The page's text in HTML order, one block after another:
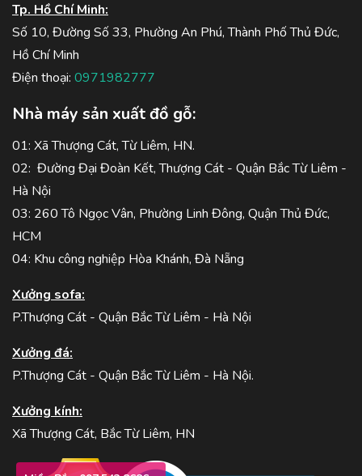
Tp. Hồ Chí Minh:
Số 10, Đường Số 33, Phường An Phú, Thành Phố Thủ Đức,
Hồ Chí Minh
Điện thoại: 0971982777
Nhà máy sản xuất đồ gỗ:
01: Xã Thượng Cát, Từ Liêm, HN.
02: Đường Đại Đoàn Kết, Thượng Cát - Quận Bắc Từ Liêm -
Hà Nội
03: 260 Tô Ngọc Vân, Phường Linh Đông, Quận Thủ Đức,
HCM
04: Khu công nghiệp Hòa Khánh, Đà Nẵng
Xưởng sofa:
P.Thượng Cát - Quận Bắc Từ Liêm - Hà Nội
Xưởng đá:
P.Thượng Cát - Quận Bắc Từ Liêm - Hà Nội.
Xưởng kính:
Xã Thượng Cát, Bắc Từ Liêm, HN